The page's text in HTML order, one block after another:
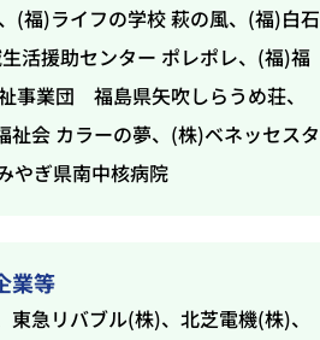
(福)ライフの学校 萩の風、(福)白石
活援助センター ポレポレ、(福)福
事業団 福島県矢吹しらうめ荘、
祉会 カラーの夢、(株)ベネッセスタ
やぎ県南中核病院
業等
東急リバブル(株)、北芝電機(株)、